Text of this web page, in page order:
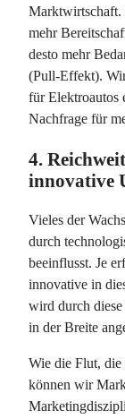
Marktwirtschaft.
mehr
desto mehr
(Pull-Effekt).
für Elektroautos
Nachfrage für
4.
innovative
Vieles der
durch
beeinflusst. Je
innovative in
wird durch
in der Breite
Wie die Flut, die
können wir